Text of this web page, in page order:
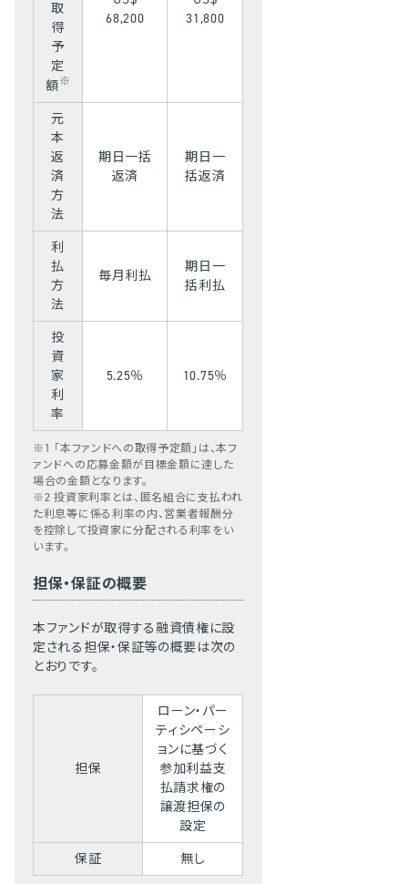
取
得
予
定
額※
68,200
31,800
元
本
返
済
方
法
期日一括
返済
期日一
括返済
利
払
方
法
毎月利払
期日一
括利払
投
資
家
利
率
5.25％ 10.75％
※1 「本ファンドへの取得予定額」は、本フ
ァンドへの応募金額が目標金額に達した
場合の金額となります。
※2 投資家利率とは、匿名組合に支払われ
た利息等に係る利率の内、営業者報酬分
を控除して投資家に分配される利率をい
います。
担保・保証の概要
本ファンドが取得する融資債権に設
定される担保・保証等の概要は次の
とおりです。
担保
ローン・パー
ティシペーシ
ョンに基づく
参加利益支
払請求権の
譲渡担保の
設定
保証
無し